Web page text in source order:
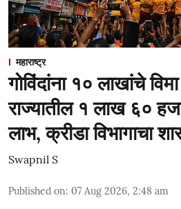
महाराष्ट्र
गोविंदांना १० लाखांचे
राज्यातील १ लाख ६०
लाभ, क्रीडा विभागाचा
Swapnil S
Published on: 07 Aug 2026, 2:48 am